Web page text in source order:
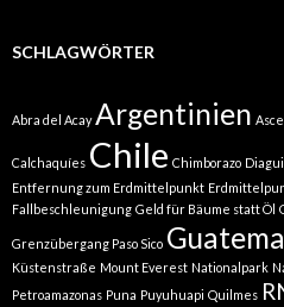
SCHLAGWÖRTER
Abra del Acay Argentinien
Calchaquíes Chile Chimborazo
Entfernung zum Erdmittelpunkt
Fallbeschleunigung Geld für Bäume statt Öl
Grenzübergang Paso Sico
Küstenstraße Mount Everest Nationalpark
Petroamazonas Puna Puyuhuapi Quilmes